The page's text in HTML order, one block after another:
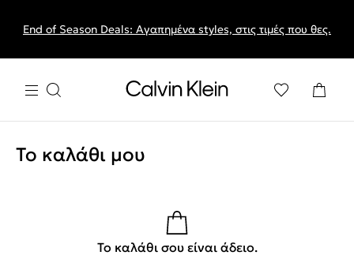
End of Season Deals: Αγαπημένα styles, στις τιμές που θες.
Το καλάθι μου
Το καλάθι σου είναι άδειο.